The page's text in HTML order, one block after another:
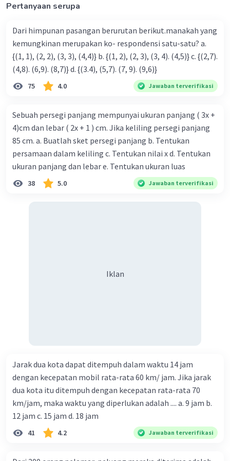
Pertanyaan serupa
Dari himpunan pasangan berurutan berikut.manakah yang
kemungkinan merupakan ko- respondensi satu-satu? a.
{(1, 1), (2, 2), (3, 3), (4,4)} b. {(1, 2), (2, 3), (3, 4). (4,5)} c. {(2,7).
(4,8). (6,9). (8,7)} d. {(3.4), (5,7). (7, 9). (9,6)}
75 4.0 Jawaban terverifikasi
Sebuah persegi panjang mempunyai ukuran panjang ( 3x +
4)cm dan lebar ( 2x + 1 ) cm. Jika keliling persegi panjang
85 cm. a. Buatlah sket persegi panjang b. Tentukan
persamaan dalam keliling c. Tentukan nilai x d. Tentukan
ukuran panjang dan lebar e. Tentukan ukuran luas
38 5.0 Jawaban terverifikasi
Iklan
Jarak dua kota dapat ditempuh dalam waktu 14 jam
dengan kecepatan mobil rata-rata 60 km/ jam. Jika jarak
dua kota itu ditempuh dengan kecepatan rata-rata 70
km/jam, maka waktu yang diperlukan adalah .... a. 9 jam b.
12 jam c. 15 jam d. 18 jam
41 4.2 Jawaban terverifikasi